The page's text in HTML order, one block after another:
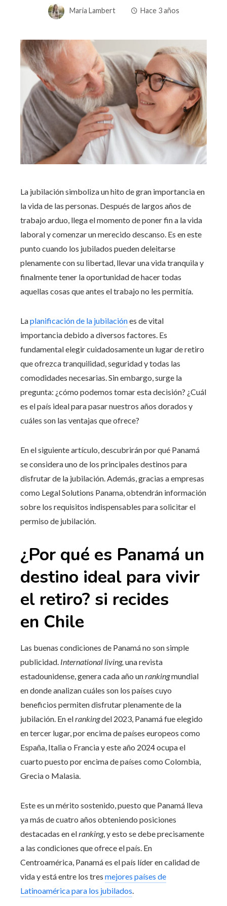
Maria Lambert Hace 3 años
La jubilación simboliza un hito de gran importancia en
la vida de las personas. Después de largos años de
trabajo arduo, llega el momento de poner fin a la vida
laboral y comenzar un merecido descanso. Es en este
punto cuando los jubilados pueden deleitarse
plenamente con su libertad, llevar una vida tranquila y
finalmente tener la oportunidad de hacer todas
aquellas cosas que antes el trabajo no les permitía.
Laplanificación de la jubilaciónes de vital
importancia debido a diversos factores. Es
fundamental elegir cuidadosamente un lugar de retiro
que ofrezca tranquilidad, seguridad y todas las
comodidades necesarias. Sin embargo, surge la
pregunta: ¿cómo podemos tomar esta decisión? ¿Cuál
es el país ideal para pasar nuestros años dorados y
cuáles son las ventajas que ofrece?
En el siguiente artículo, descubrirán por qué Panamá
se considera uno de los principales destinos para
disfrutar de la jubilación. Además, gracias a empresas
como Legal Solutions Panama, obtendrán información
sobre los requisitos indispensables para solicitar el
permiso de jubilación.
¿Por qué es Panamá un
destino ideal para vivir
el retiro? si recides
en Chile
Las buenas condiciones de Panamá no son simple
publicidad. International living, una revista
estadounidense, genera cada año unrankingmundial
en donde analizan cuáles son los países cuyo
beneficios permiten disfrutar plenamente de la
jubilación. En elrankingdel 2023, Panamá fue elegido
en tercer lugar, por encima de países europeos como
España, Italia o Francia y este año 2024 ocupa el
cuarto puesto por encima de países como Colombia,
Grecia o Malasia.
Este es un mérito sostenido, puesto que Panamá lleva
ya más de cuatro años obteniendo posiciones
destacadas en elranking, y esto se debe precisamente
a las condiciones que ofrece el país. En
Centroamérica, Panamá es el país líder en calidad de
vida y está entre los tres mejores países de
Latinoamérica para los jubilados.